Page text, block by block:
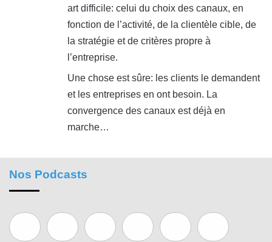
art difficile: celui du choix des canaux, en
fonction de l’activité, de la clientèle cible, de
la stratégie et de critères propre à
l’entreprise.
Une chose est sûre: les clients le demandent
et les entreprises en ont besoin. La
convergence des canaux est déjà en
marche…
Nos Podcasts